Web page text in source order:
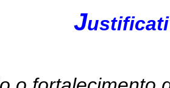
J